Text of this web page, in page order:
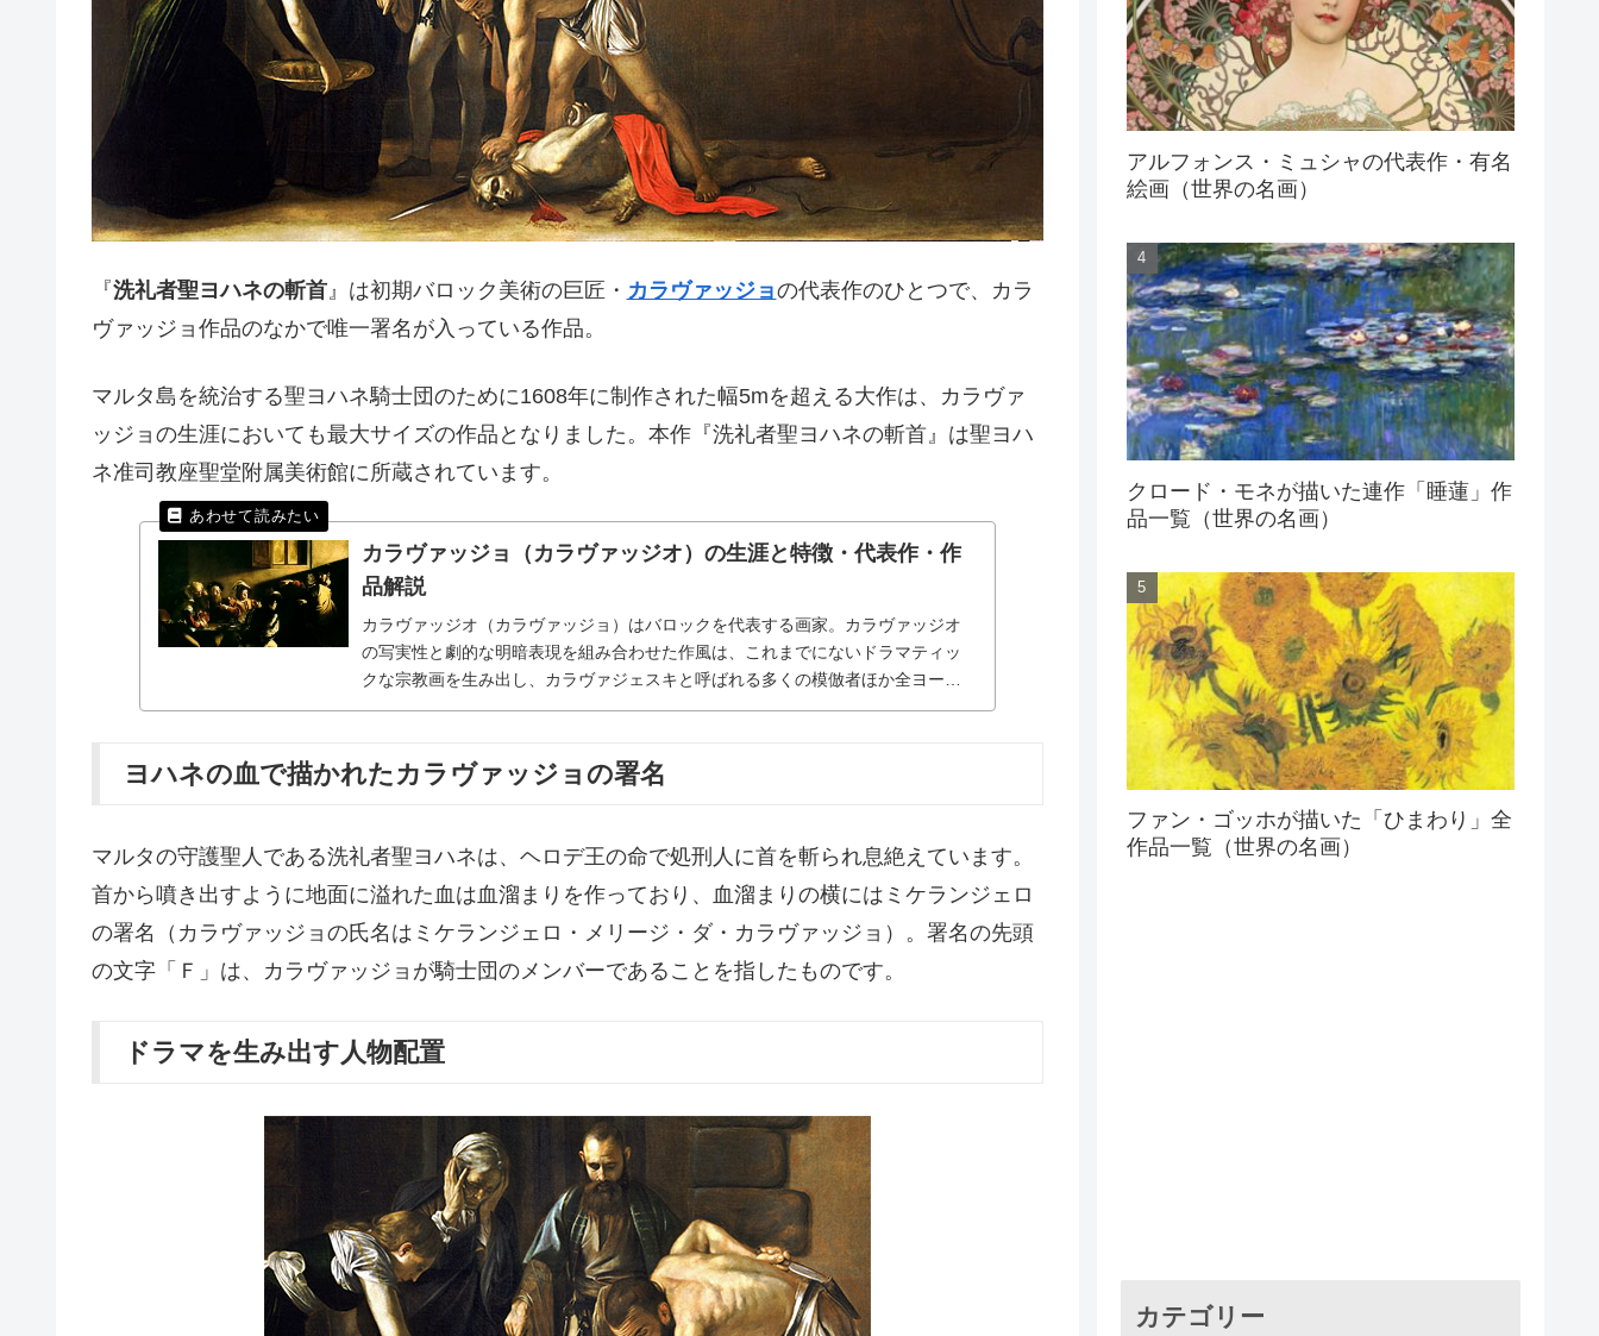
『洗礼者聖ヨハネの斬首』は初期バロック美術の巨匠・ カラヴァッジョの代表作のひとつで、カラ
ヴァッジョ作品のなかで唯一署名が入っている作品。
マルタ島を統治する聖ヨハネ騎士団のために1608年に制作された幅5mを超える大作は、カラヴァ
ッジョの生涯においても最大サイズの作品となりました。本作『洗礼者聖ヨハネの斬首』は聖ヨハ
ネ准司教座聖堂附属美術館に所蔵されています。
カラヴァッジョ（カラヴァッジオ）の生涯と特徴・代表作・作
品解説
カラヴァッジオ（カラヴァッジョ）はバロックを代表する画家。カラヴァッジオ
の写実性と劇的な明暗表現を組み合わせた作風は、これまでにないドラマティッ
クな宗教画を生み出し、カラヴァジェスキと呼ばれる多くの模倣者ほか全ヨーロ
ッパの芸術家に影響を及ぼしました。
ヨハネの血で描かれたカラヴァッジョの署名
マルタの守護聖人である洗礼者聖ヨハネは、ヘロデ王の命で処刑人に首を斬られ息絶えています。
首から噴き出すように地面に溢れた血は血溜まりを作っており、血溜まりの横にはミケランジェロ
の署名（カラヴァッジョの氏名はミケランジェロ・メリージ・ダ・カラヴァッジョ）。署名の先頭
の文字「Ｆ」は、カラヴァッジョが騎士団のメンバーであることを指したものです。
ドラマを生み出す人物配置
アルフォンス・ミュシャの代表作・有名
絵画（世界の名画）
クロード・モネが描いた連作「睡蓮」作
品一覧（世界の名画）
ファン・ゴッホが描いた「ひまわり」全
作品一覧（世界の名画）
カテゴリー